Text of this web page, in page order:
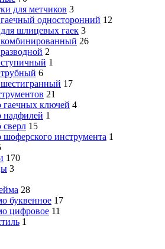
для метчиков 3
односторонний 12
шлицевых гаек 3
26
2
1
6
17
21
гаечных ключей 4
надфилей 1
сверл 15
шоферского инструмента 1
170
3
28
буквенное 17
цифровое 11
1